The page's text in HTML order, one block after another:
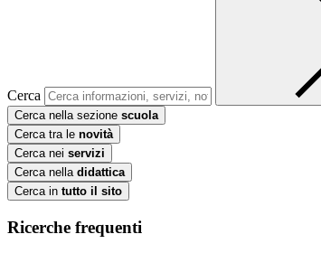
Cerca
Cerca nella sezione scuola
Cerca tra le novità
Cerca nei servizi
Cerca nella didattica
Cerca in tutto il sito
Ricerche frequenti